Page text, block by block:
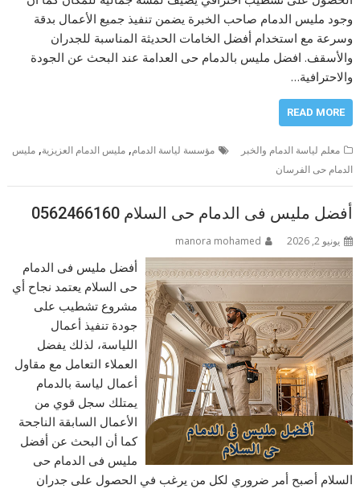
وجود مليس الدمام صاحب الخبرة يضمن تنفيذ جميع الأعمال بدقة
وسرعة مع استخدام أفضل الخامات الحديثة المناسبة للجدران
والأسقف. افضل مليس بالدمام حى العدامة عند البحث عن الجودة
والاحترافية…
READ MORE
معلم لياسة الدمام والخبر مؤسسة لياسة الدمام,مليس الدمام العزيزية,مليس
الدمام حى الفرسان
أفضل مليس فى الدمام حى السلام 0562466160
يونيو 2, 2026 manora mohamed
أفضل مليس فى الدمام
حى السلام يعتمد نجاح أي
مشروع تشطيب على
جودة تنفيذ أعمال
اللياسة، لذلك يفضل
العملاء التعامل مع مقاول
أعمال لياسة بالدمام
يمتلك سجل قوي من
الأعمال السابقة الناجحة
كما أن البحث عن أفضل
مليس فى الدمام حى
السلام أصبح أمر ضروري لكل من يرغب في الحصول على جدران